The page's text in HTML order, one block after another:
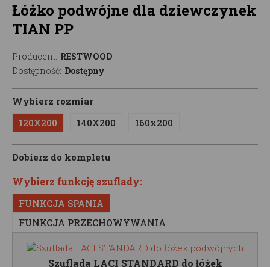
Łóżko podwójne dla dziewczynek
TIAN PP
Producent: RESTWOOD
Dostępność: Dostępny
Wybierz rozmiar
120X200
140X200 160x200
Dobierz do kompletu
Wybierz funkcję szuflady:
FUNKCJA SPANIA
FUNKCJA PRZECHOWYWANIA
Szuflada LACI STANDARD do łóżek